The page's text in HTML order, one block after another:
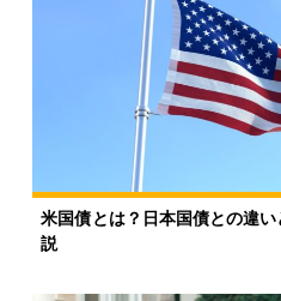
米国債とは？日本国債との違
説